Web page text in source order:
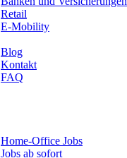
Retail
E-Mobility
Blog
Kontakt
FAQ
Home-Office Jobs
Jobs ab sofort